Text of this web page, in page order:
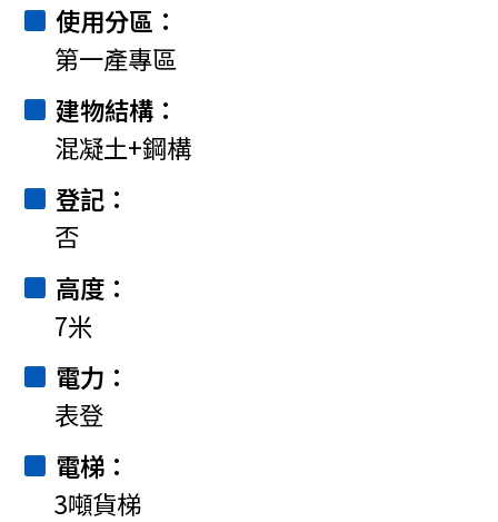
使用分區
第一產專區
建物結構
混凝土+鋼構
登記
否
高度
7米
電力
表登
電梯
3噸貨梯